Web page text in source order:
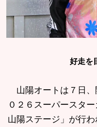
好走を
山陽オートは７日、
０２６スーパースタ
山陽ステージ」が行わ